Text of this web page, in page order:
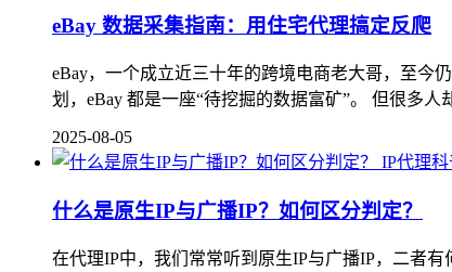
eBay 数据采集指南：用住宅代理搞定反爬
eBay，一个成立近三十年的跨境电商老大哥，至今
划，eBay 都是一座“待挖掘的数据富矿”。 但很多
2025-08-05
IP代理
什么是原生IP与广播IP？如何区分判定？
在代理IP中，我们常常听到原生IP与广播IP，二者